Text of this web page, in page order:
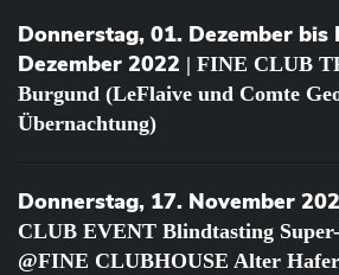
Donnerstag, 01. Dezember bis
Dezember 2022 | FINE CLUB
Burgund (LeFlaive und Comte
Übernachtung)
Donnerstag, 17. November
CLUB EVENT Blindtasting Super-
@FINE CLUBHOUSE Alter